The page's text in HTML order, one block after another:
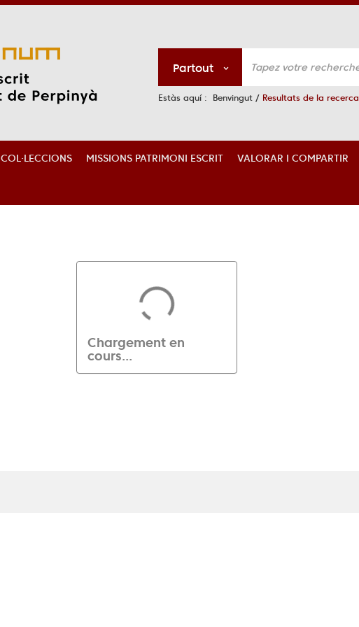
Partout
Estàs aquí : Benvingut / Resultats de la recerca
MISSIONS PATRIMONI ESCRIT VALORAR I COMPARTIR
Chargement en
cours...